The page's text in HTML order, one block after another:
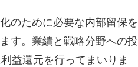
のために必要な内部留保を
す。業績と戦略分野への投
益還元を行ってまいりま